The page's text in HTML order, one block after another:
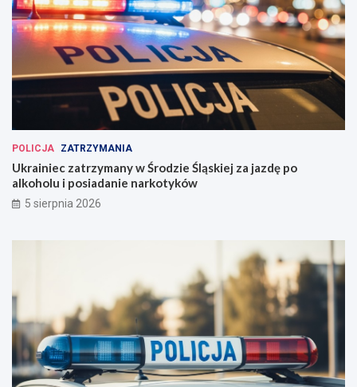
POLICJA ZATRZYMANIA
Ukrainiec zatrzymany w Środzie Śląskiej za jazdę po
alkoholu i posiadanie narkotyków
5 sierpnia 2026